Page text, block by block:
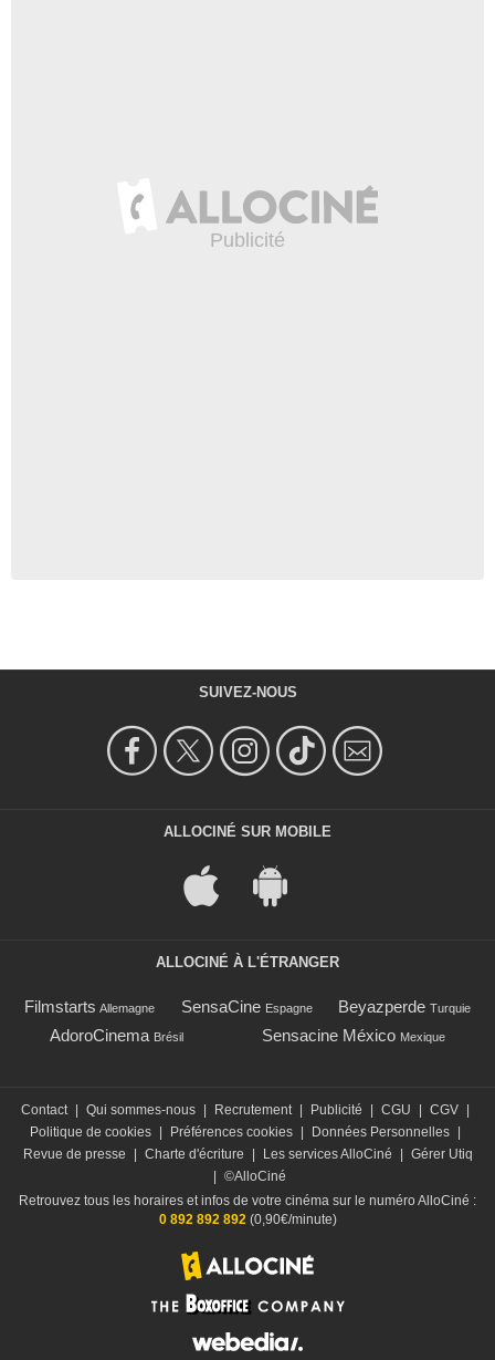
SUIVEZ-NOUS
ALLOCINÉ SUR MOBILE
ALLOCINÉ À L'ÉTRANGER
Filmstarts Allemagne SensaCine Espagne Beyazperde Turquie
AdoroCinema Brésil Sensacine México Mexique
Contact Qui sommes-nous Recrutement Publicité CGU CGV
Politique de cookies
Préférences cookies Données Personnelles
Revue de presse
Charte d'écriture Les services AlloCiné
Gérer Utiq
©AlloCiné
Retrouvez tous les horaires et infos de votre cinéma sur le numéro AlloCiné :
0 892 892 892(0,90€/minute)